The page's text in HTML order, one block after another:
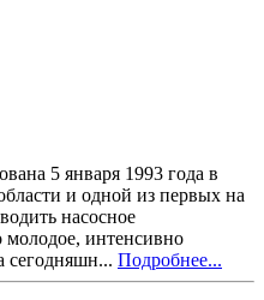
5 января 1993 года в
и одной из первых на
насосное
интенсивно
сегодняшн... Подробнее...